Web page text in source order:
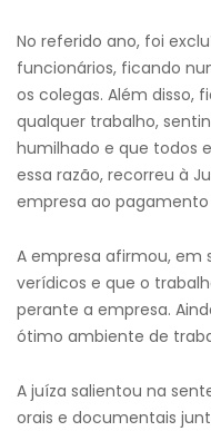
No referido ano, foi
funcionários, ficando
os colegas. Além disso,
qualquer trabalho,
humilhado e que todos
essa razão, recorreu à
empresa ao
A empresa afirmou, em
verídicos e que o
perante a empresa.
ótimo ambiente de
A juíza salientou na
orais e documentais